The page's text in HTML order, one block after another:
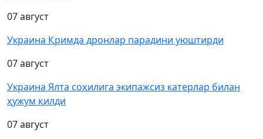
07 август
Украина Қримда дронлар парадини уюштирди
07 август
Украина Ялта соҳилига экипажсиз катерлар билан
ҳужум қилди
07 август